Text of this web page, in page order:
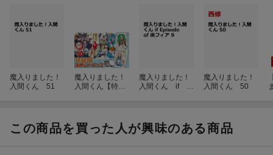
魔入りました！
入間くん 51
魔入りました！
入間くん【特装
魔入りました！
入間くん if E
魔入りました！
入間くん 50
この商品を買った人が興味のある商品